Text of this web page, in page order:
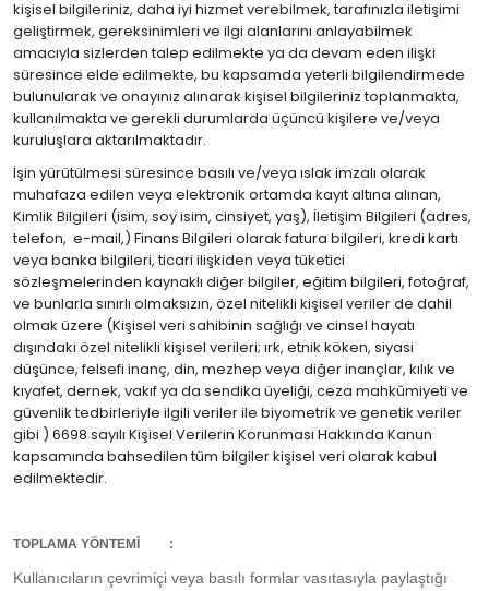
kişisel bilgileriniz, daha iyi hizmet verebilmek, tarafınızla iletişimi
geliştirmek, gereksinimleri ve ilgi alanlarını anlayabilmek
amacıyla sizlerden talep edilmekte ya da devam eden ilişki
süresince elde edilmekte, bu kapsamda yeterli bilgilendirmede
bulunularak ve onayınız alınarak kişisel bilgileriniz toplanmakta,
kullanılmakta ve gerekli durumlarda üçüncü kişilere ve/veya
kuruluşlara aktarılmaktadır.
İşin yürütülmesi süresince basılı ve/veya ıslak imzalı olarak
muhafaza edilen veya elektronik ortamda kayıt altına alınan,
Kimlik Bilgileri (isim, soy isim, cinsiyet, yaş), İletişim Bilgileri (adres,
telefon, e-mail,) Finans Bilgileri olarak fatura bilgileri, kredi kartı
veya banka bilgileri, ticari ilişkiden veya tüketici
sözleşmelerinden kaynaklı diğer bilgiler, eğitim bilgileri, fotoğraf,
ve bunlarla sınırlı olmaksızın, özel nitelikli kişisel veriler de dahil
olmak üzere (Kişisel veri sahibinin sağlığı ve cinsel hayatı
dışındaki özel nitelikli kişisel verileri; ırk, etnik köken, siyasi
düşünce, felsefi inanç, din, mezhep veya diğer inançlar, kılık ve
kıyafet, dernek, vakıf ya da sendika üyeliği, ceza mahkûmiyeti ve
güvenlik tedbirleriyle ilgili veriler ile biyometrik ve genetik veriler
gibi ) 6698 sayılı Kişisel Verilerin Korunması Hakkında Kanun
kapsamında bahsedilen tüm bilgiler kişisel veri olarak kabul
edilmektedir.
TOPLAMA YÖNTEMİ :
Kullanıcıların çevrimiçi veya basılı formlar vasıtasıyla paylaştığı